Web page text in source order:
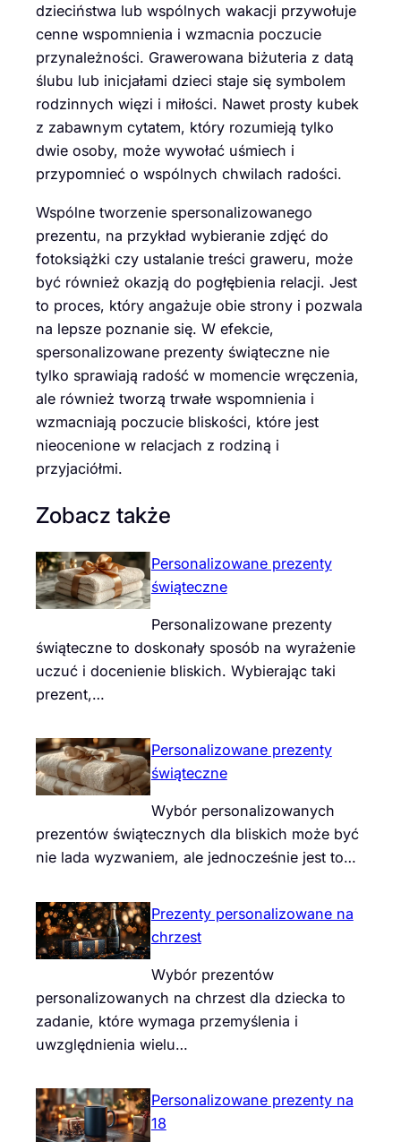
dzieciństwa lub wspólnych wakacji przywołuje
cenne wspomnienia i wzmacnia poczucie
przynależności. Grawerowana biżuteria z datą
ślubu lub inicjałami dzieci staje się symbolem
rodzinnych więzi i miłości. Nawet prosty kubek
z zabawnym cytatem, który rozumieją tylko
dwie osoby, może wywołać uśmiech i
przypomnieć o wspólnych chwilach radości.
Wspólne tworzenie spersonalizowanego
prezentu, na przykład wybieranie zdjęć do
fotoksiążki czy ustalanie treści graweru, może
być również okazją do pogłębienia relacji. Jest
to proces, który angażuje obie strony i pozwala
na lepsze poznanie się. W efekcie,
spersonalizowane prezenty świąteczne nie
tylko sprawiają radość w momencie wręczenia,
ale również tworzą trwałe wspomnienia i
wzmacniają poczucie bliskości, które jest
nieocenione w relacjach z rodziną i
przyjaciółmi.
Zobacz także
Personalizowane prezenty
świąteczne
Personalizowane prezenty
świąteczne to doskonały sposób na wyrażenie
uczuć i docenienie bliskich. Wybierając taki
prezent,…
Personalizowane prezenty
świąteczne
Wybór personalizowanych
prezentów świątecznych dla bliskich może być
nie lada wyzwaniem, ale jednocześnie jest to…
Prezenty personalizowane na
chrzest
Wybór prezentów
personalizowanych na chrzest dla dziecka to
zadanie, które wymaga przemyślenia i
uwzględnienia wielu…
Personalizowane prezenty na
18